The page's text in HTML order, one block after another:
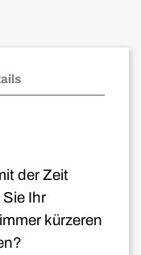
der Zeit
Ihr
kürzeren